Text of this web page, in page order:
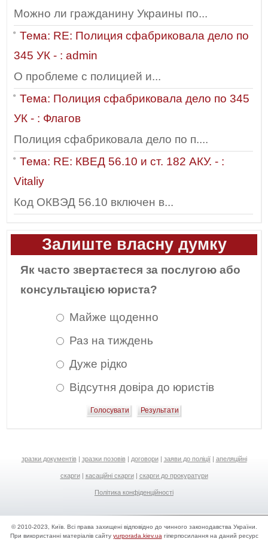
Можно ли гражданину Украины по...
Тема: RE: Полиция сфабриковала дело по
345 УК - : admin
О проблеме с полицией и...
Тема: Полиция сфабриковала дело по 345
УК - : Флагов
Полиция сфабриковала дело по п....
Тема: RE: КВЕД 56.10 и ст. 182 АКУ. - :
Vitaliy
Код ОКВЭД 56.10 включен в...
Залиште власну думку
Як часто звертаєтеся за послугою або
консультацією юриста?
Майже щоденно
Раз на тиждень
Дуже рідко
Відсутня довіра до юристів
зразки документів| зразки позовів| договори| заяви до поліції| апеляційні
скарги| касаційні скарги| скарги до прокуратури
Політика конфіденційності
© 2010-2023, Київ. Всі права захищені відповідно до чинного законодавства України.
При використанні матеріалів сайту yurporada.kiev.ua гіперпосилання на даний ресурс